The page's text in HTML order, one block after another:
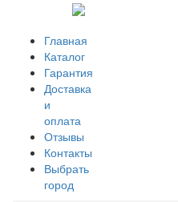
Главная
Каталог
Гарантия
Доставка
и
оплата
Отзывы
Контакты
Выбрать
город